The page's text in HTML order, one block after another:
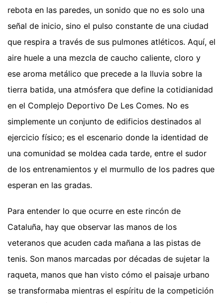
rebota en las paredes, un sonido que no es solo una
señal de inicio, sino el pulso constante de una ciudad
que respira a través de sus pulmones atléticos. Aquí, el
aire huele a una mezcla de caucho caliente, cloro y
ese aroma metálico que precede a la lluvia sobre la
tierra batida, una atmósfera que define la cotidianidad
en el Complejo Deportivo De Les Comes. No es
simplemente un conjunto de edificios destinados al
ejercicio físico; es el escenario donde la identidad de
una comunidad se moldea cada tarde, entre el sudor
de los entrenamientos y el murmullo de los padres que
esperan en las gradas.
Para entender lo que ocurre en este rincón de
Cataluña, hay que observar las manos de los
veteranos que acuden cada mañana a las pistas de
tenis. Son manos marcadas por décadas de sujetar la
raqueta, manos que han visto cómo el paisaje urbano
se transformaba mientras el espíritu de la competición